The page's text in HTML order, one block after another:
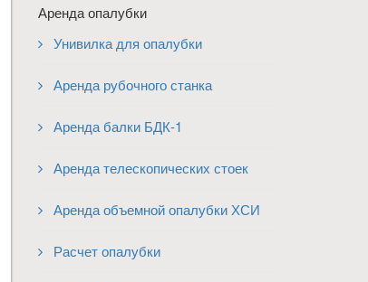
Аренда опалубки
Унивилка для опалубки
Аренда рубочного станка
Аренда балки БДК-1
Аренда телескопических стоек
Аренда объемной опалубки ХСИ
Расчет опалубки